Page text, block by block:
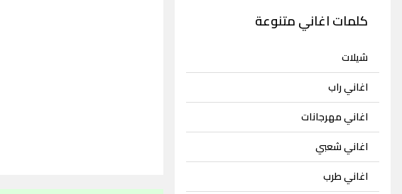
كلمات اغاني متنوعة
شيلات
اغاني راب
اغاني مهرجانات
اغاني شعبي
اغاني طرب